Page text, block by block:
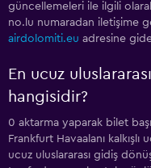
güncellemeleri ile ilgili
no.lu numaradan iletişime
airdolomiti.eu adresine
En ucuz
hangisidir?
0 aktarma yaparak bilet
Frankfurt Havaalanı
ucuz uluslararası gidiş